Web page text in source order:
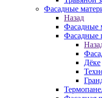
Фасадные
Назад
Фасадные
Фасадные
Дёке